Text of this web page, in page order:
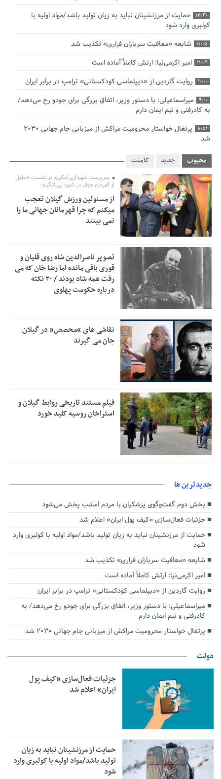
12:30
حمایت از مرزنشینان نباید به زیان تولید باشد/مواد اولیه با
کولبری وارد شود
11:05 شایعه «معافیت سربازان فراری» تکذیب شد
11:04 امیر اکرمی‌نیا: ارتش کاملاً آماده است
10:00 روایت گاردین از «دیپلماسی کودکستانی» ترامپ در برابر ایران
9:00
میراسماعیلی: با دستور وزیر، اتفاق بزرگی برای جودو رخ می‌دهد/
به کادرفنی و تیم ایمان دارم
8:51
پرتغال خواستار محرومیت مراکش از میزبانی جام جهانی ۲۰۳۰
شد
فریدون جیرانی: اکبر عبدی حیف شد
0:58
تسهیلات اشتغالزایی در اختیار نهادهای حمایتی باید براساس
اولویت‌های گیلان پرداخت شود
2:53
زمان جلسه سرنوشت‌ساز هیات رئیسه فدراسیون فوتبال با حضور
قلعه‌نویی مشخص شد
2:50
دفتر رهبر انقلاب: مطالب خارج از مراجع رسمی فاقد سندیت
2:46
بقائی: فضای مذاکرات فنی و سیاسی ایران و عمان درباره تنگه
هرمز، مثبت است
1:30
رئیس سازمان جهاد کشاورزی استان: کشاورزان گیلان نسبت به
دریافت یارانه کود اقدام کنند
1:00 تمدید مهلت اظهارنامه‌های مالیاتی سال ۱۴۰۴ تا پایان شهریورماه
محبوب جدید کامنت
سرپرست شهرداری لنگرود در نشست تجلیل
از قهرمان جهان در شهرداری لنگرود:
از مسئولین ورزش گیلان تعجب
میکنم که چرا قهرمانان جهانی ما را
نمی بینند
تصویر ناصرالدین شاه روی قلیان و
قوری باقی مانده اما رضا خان که می
رفت همه شاد بودند / ۲۰ نکته
درباره حکومت پهلوی
نقاشی های “محصص” در گیلان
جان می گیرند
فیلم مستند تاریخی روابط گیلان و
استراخان روسیه کلید خورد
جديدترين ها
بخش دوم گفت‌وگوی پزشکیان با مردم امشب پخش می‌شود
جزئیات فعال‌سازی «کیف پول ایران» اعلام شد
حمایت از مرزنشینان نباید به زیان تولید باشد/مواد اولیه با کولبری وارد
شود
شایعه «معافیت سربازان فراری» تکذیب شد
امیر اکرمی‌نیا: ارتش کاملاً آماده است
روایت گاردین از «دیپلماسی کودکستانی» ترامپ در برابر ایران
میراسماعیلی: با دستور وزیر، اتفاق بزرگی برای جودو رخ می‌دهد/ به
کادرفنی و تیم ایمان دارم
پرتغال خواستار محرومیت مراکش از میزبانی جام جهانی ۲۰۳۰ شد
دولت
جزئیات فعال‌سازی «کیف پول
ایران» اعلام شد
حمایت از مرزنشینان نباید به زیان
تولید باشد/مواد اولیه با کولبری وارد
شود